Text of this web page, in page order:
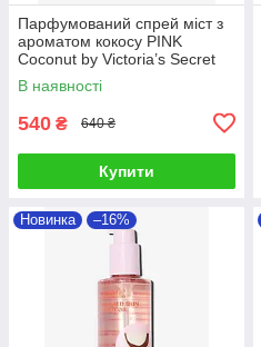
Парфумований спрей міст з
ароматом кокосу PINK
Coconut by Victoria’s Secret
В наявності
540 ₴ 640 ₴
Купити
Новинка –16%